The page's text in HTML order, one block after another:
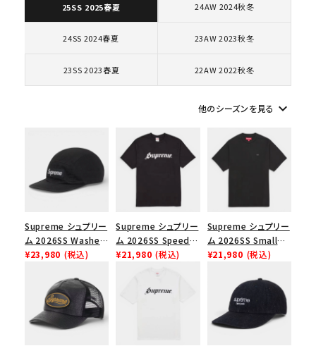
25SS 2025春夏 24AW 2024秋冬
24SS 2024春夏 23AW 2023秋冬
23SS 2023春夏 22AW 2022秋冬
他のシーズンを見る keyboard_arrow_down
Supreme シュプリー
ム 2026SS Washed
Chino Twill Camp
ノツイル キャンプキャ
ップ ブラック
¥23,980 (税込)
Supreme シュプリー
ム 2026SS Speed
Tee スピードTシャツ
¥21,980 (税込)
Supreme シュプリー
ム 2026SS Small
Box Tee スモールボ
¥21,980 (税込)